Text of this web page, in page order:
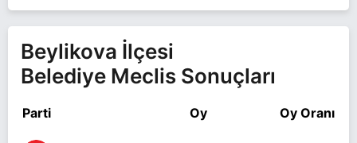
Beylikova İlçesi
Belediye Meclis Sonuçları
Parti Oy Oy Oranı